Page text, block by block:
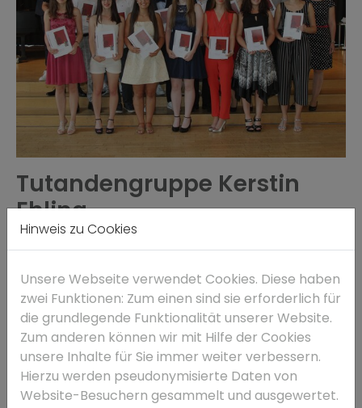
Tutandengruppe Kerstin
Ehling
Andreas V., Eichenzell & Anne M., Burghaun & Anton
Hofbieber & Frederik H., Burghaun & Gloria G.,
Petersberg & Jan H., Schlitz & Jan S., Künzell & Jana
L., Ebersburg & Jasper M., Burghaun & Jonah H.,
Eichenzell & Jonathan S., Kalbach & Kilian M.,
Großenlüder & Lea M., Birstein & Leonard W., Künzell
& Liisa H., Großenlüder & Lynn T., Eichenzell & Marlin
S., Künzell & Marvin I., Birstein & Maximilian A., Hilders
Hinweis zu Cookies
Unsere Webseite verwendet Cookies. Diese haben
zwei Funktionen: Zum einen sind sie erforderlich für
die grundlegende Funktionalität unserer Website.
Zum anderen können wir mit Hilfe der Cookies
unsere Inhalte für Sie immer weiter verbessern.
Hierzu werden pseudonymisierte Daten von
Website-Besuchern gesammelt und ausgewertet.